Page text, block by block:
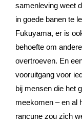
samenleving weet
in goede banen te
Fukuyama, er is
behoefte om
overtroeven. En
vooruitgang voor
bij mensen die het
meekomen – en al
rancune zou zich